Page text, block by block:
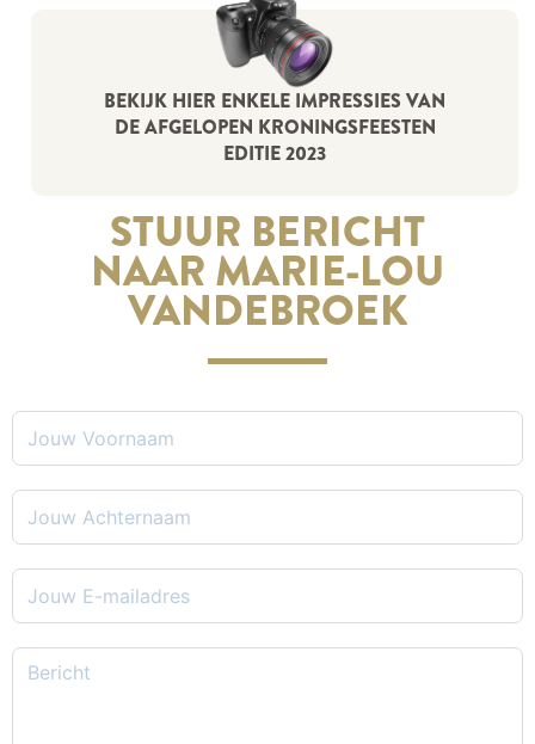
BEKIJK HIER ENKELE IMPRESSIES VAN
DE AFGELOPEN KRONINGSFEESTEN
EDITIE 2023
STUUR BERICHT
NAAR MARIE-LOU
VANDEBROEK